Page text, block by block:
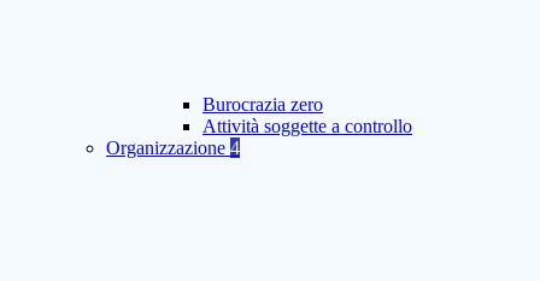
Burocrazia zero
Attività soggette a controllo
Organizzazione 4